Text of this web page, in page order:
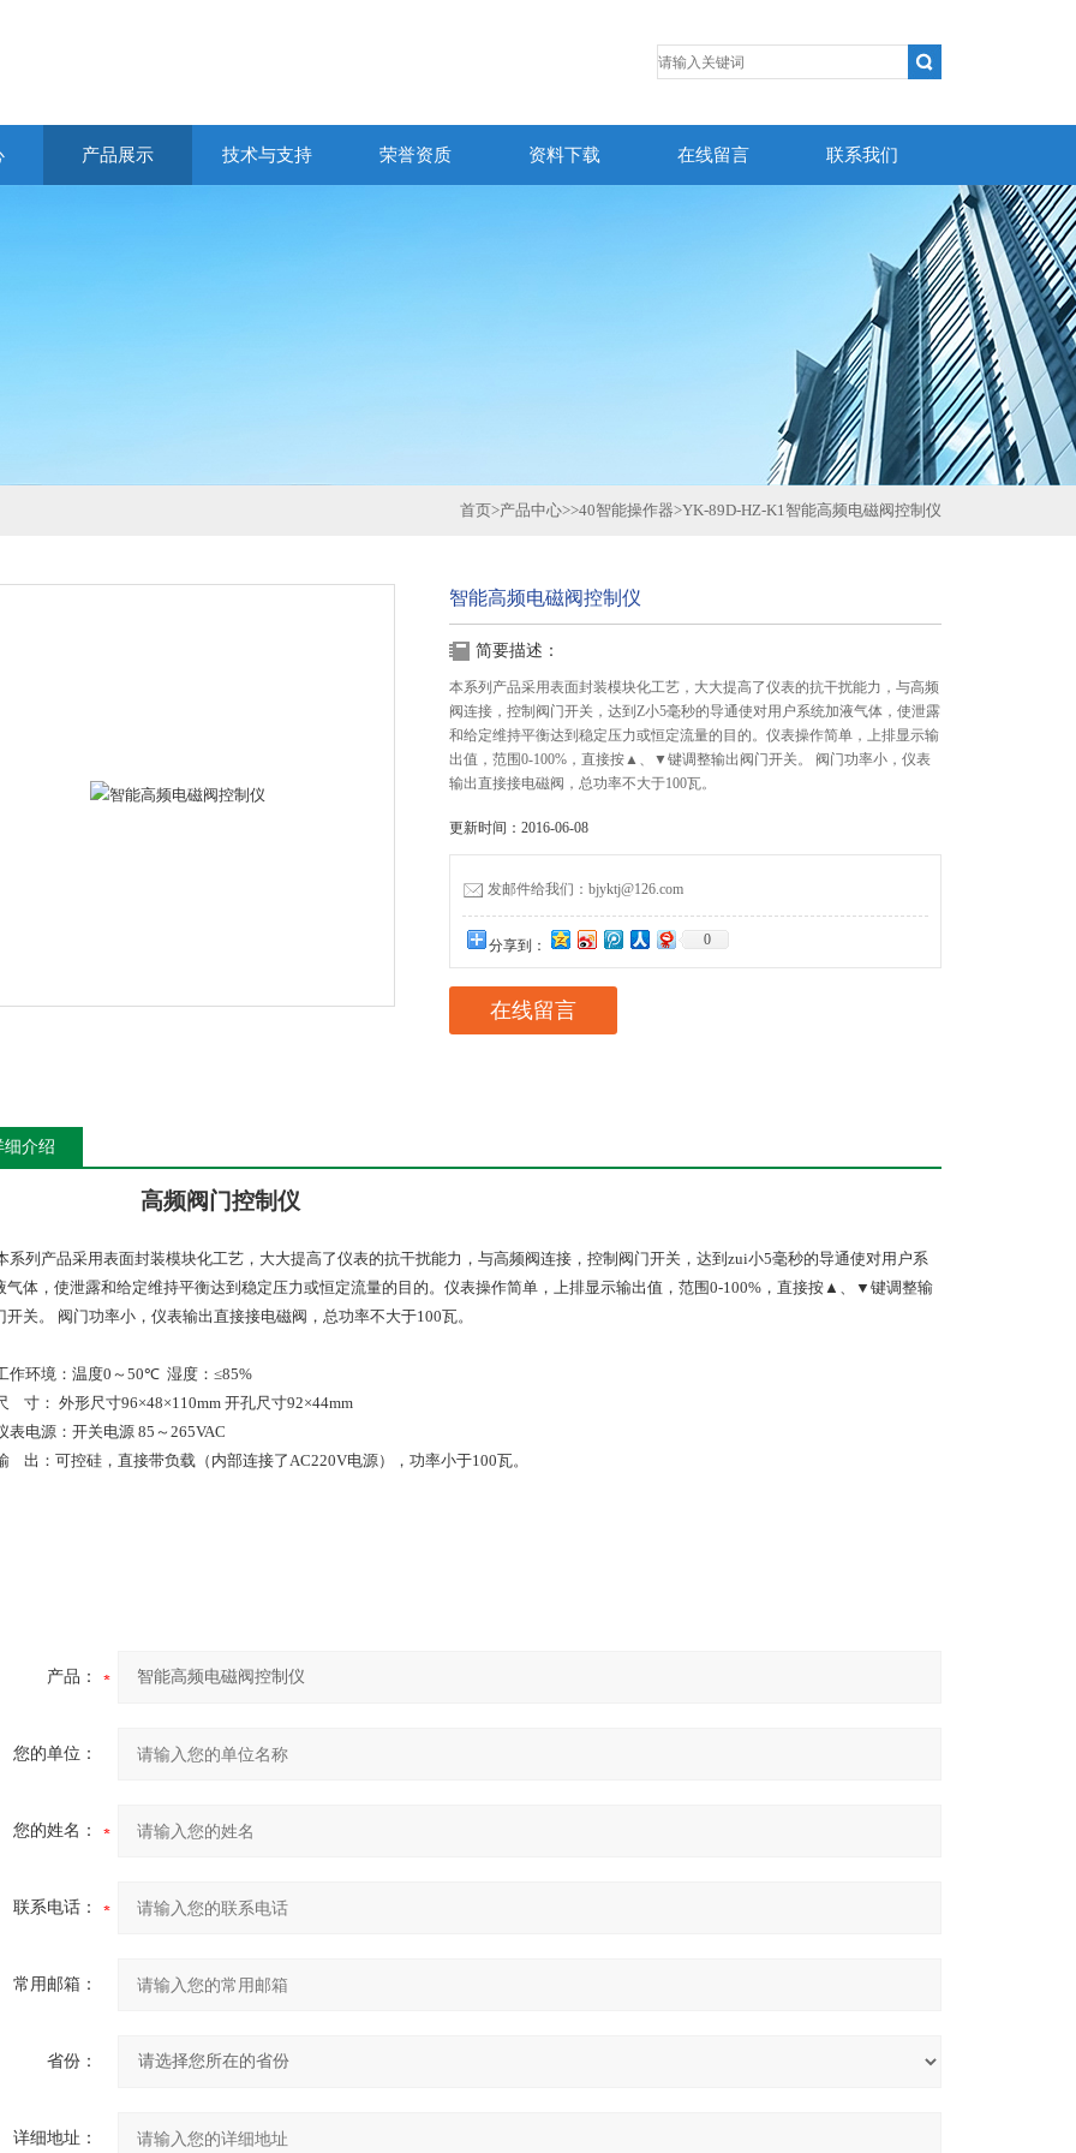
产品展示 技术与支持 荣誉资质 资料下载 在线留言 联系我们
首页>产品中心>>40智能操作器>YK-89D-HZ-K1智能高频电磁阀控制仪
智能高频电磁阀控制仪
简要描述：
本系列产品采用表面封装模块化工艺，大大提高了仪表的抗干扰能力，与高频
阀连接，控制阀门开关，达到Z小5毫秒的导通使对用户系统加液气体，使泄露
和给定维持平衡达到稳定压力或恒定流量的目的。仪表操作简单，上排显示输
出值，范围0-100%，直接按▲、▼键调整输出阀门开关。 阀门功率小，仪表
输出直接接电磁阀，总功率不大于100瓦。
更新时间：2016-06-08
发邮件给我们：bjyktj@126.com
分享到： 0
在线留言
细介绍
高频阀门控制仪
系列产品采用表面封装模块化工艺，大大提高了仪表的抗干扰能力，与高频阀连接，控制阀门开关，达到zui小5毫秒的导通使对用户系
气体，使泄露和给定维持平衡达到稳定压力或恒定流量的目的。仪表操作简单，上排显示输出值，范围0-100% ，直接按▲、▼键调整输
关。
阀门功率小，仪表输出直接接电磁阀，总功率不大于100瓦。
作环境：温度0 ～ 50℃ 湿度：≤85%
寸： 外形尺寸96×48×110mm 开孔尺寸92×44mm
表电源： 开关电源 85 ～ 265VAC
出：可控硅，直接带负载（内部连接了AC220V电源），功率小于100瓦。
产品：
您的单位：
您的姓名：
联系电话：
常用邮箱：
省份：
详细地址：